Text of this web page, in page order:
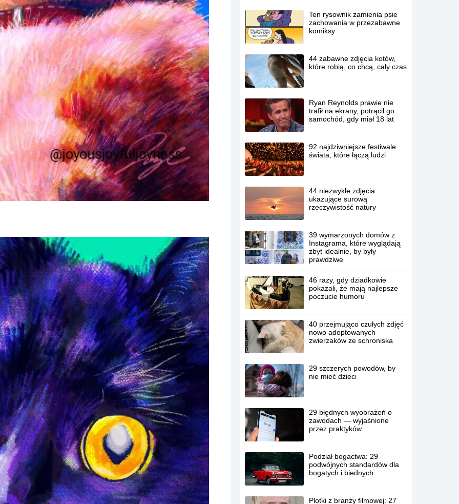
Ten rysownik zamienia psie
zachowania w przezabawne
komiksy
44 zabawne zdjęcia kotów,
które robią, co chcą, cały czas
Ryan Reynolds prawie nie
trafił na ekrany, potrącił go
samochód, gdy miał 18 lat
92 najdziwniejsze festiwale
świata, które łączą ludzi
44 niezwykłe zdjęcia
ukazujące surową
rzeczywistość natury
39 wymarzonych domów z
Instagrama, które wyglądają
zbyt idealnie, by były
prawdziwe
46 razy, gdy dziadkowie
pokazali, że mają najlepsze
poczucie humoru
40 przejmująco czułych zdjęć
nowo adoptowanych
zwierzaków ze schroniska
29 szczerych powodów, by
nie mieć dzieci
29 błędnych wyobrażeń o
zawodach — wyjaśnione
przez praktyków
Podział bogactwa: 29
podwójnych standardów dla
bogatych i biednych
Plotki z branży filmowej: 27